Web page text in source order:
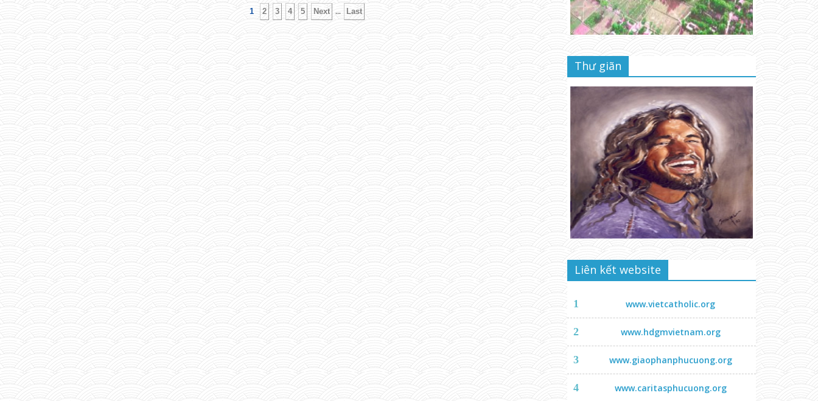
1 2 3 4 5 Next ... Last
Thư giãn
Liên kết website
1 www.vietcatholic.org
2 www.hdgmvietnam.org
3 www.giaophanphucuong.org
4 www.caritasphucuong.org